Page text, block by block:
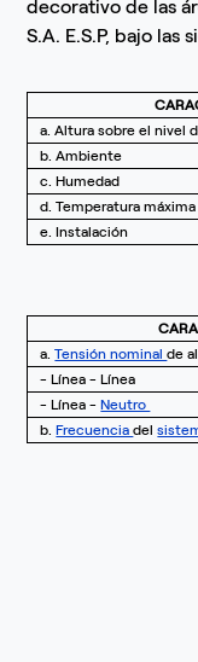
decorativo de las
S.A. E.S.P, bajo las
a. Altura sobre el nivel
b. Ambiente
c. Humedad
d. Temperatura
e. Instalación
a.Tensión nominalde
- Línea - Línea
- Línea -Neutro
b.Frecuenciadel